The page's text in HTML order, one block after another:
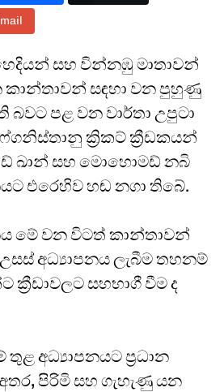
සහ වින්නඹු මාතාවන්
සඳහා වන පුහුණු
බවට පළ වන වාර්තා උපුටා
ක්‍රිකට් ක්‍රීඩකයන්
ඛාන් සහ මොහොමඩ් නබි
එරෙහිව හඬ නගා තිබේ.
මේ වන විටත් කාන්තාවන්
අධ්‍යාපනය ලැබීම තහනම්
සහභාගී වීම ද
තුළ අධ්‍යාපනයට ප්‍රධාන
පිරිමි සහ ගැහැණු යන